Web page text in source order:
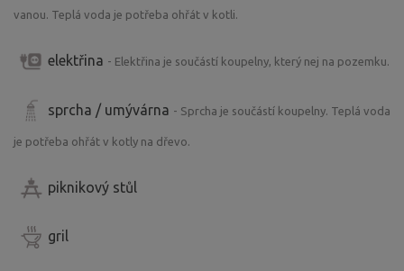
vanou. Teplá voda je potřeba ohřát v kotli.
elektřina - Elektřina je součástí koupelny, který nej na pozemku.
sprcha / umývárna - Sprcha je součástí koupelny. Teplá voda
je potřeba ohřát v kotly na dřevo.
piknikový stůl
gril